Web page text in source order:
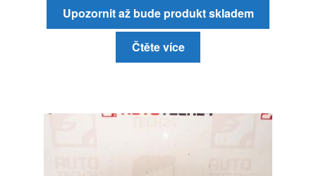
Upozornit až bude produkt skladem
Čtěte více